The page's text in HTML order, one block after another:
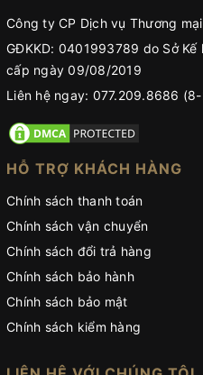
Công ty CP Dịch vụ Thương
GĐKKD: 0401993789 do Sở
cấp ngày 09/08/2019
Liên hệ ngay: 077.209.8686 (8-
HỖ TRỢ KHÁCH HÀNG
Chính sách thanh toán
Chính sách vận chuyển
Chính sách đổi trả hàng
Chính sách bảo hành
Chính sách bảo mật
Chính sách kiểm hàng